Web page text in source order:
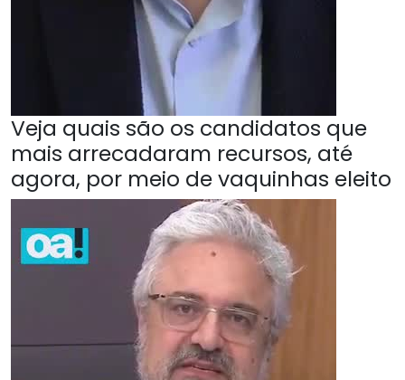
Veja quais são os candidatos que
mais arrecadaram recursos, até
agora, por meio de vaquinhas eleito